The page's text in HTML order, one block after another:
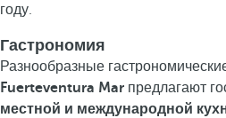
году.
Гастрономия
Разнообразные
Fuerteventura Mar предлагают
местной и международной